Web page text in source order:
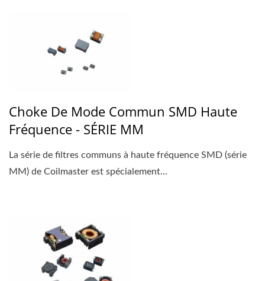
Choke De Mode Commun SMD Haute
Fréquence - SÉRIE MM
La série de filtres communs à haute fréquence SMD (série
MM) de Coilmaster est spécialement...